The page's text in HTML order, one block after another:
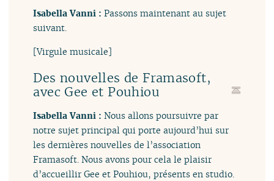
Isabella Vanni :Passons maintenant au sujet
suivant.
[Virgule musicale]
Des nouvelles de Framasoft,
avec Gee et Pouhiou
Isabella Vanni :Nous allons poursuivre par
notre sujet principal qui porte aujourd’hui sur
les dernières nouvelles de l’association
Framasoft. Nous avons pour cela le plaisir
d’accueillir Gee et Pouhiou, présents en studio.